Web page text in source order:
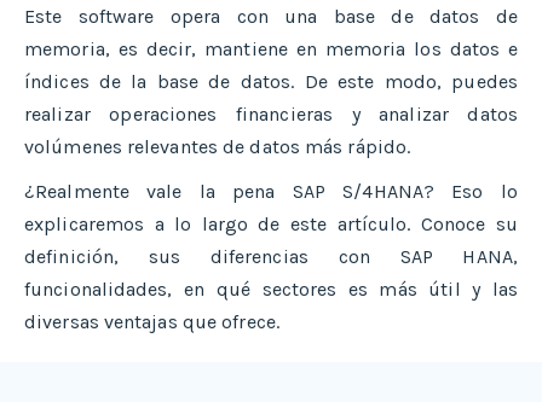
Este software opera con una base de datos de
memoria, es decir, mantiene en memoria los datos e
índices de la base de datos. De este modo, puedes
realizar operaciones financieras y analizar datos
volúmenes relevantes de datos más rápido.
¿Realmente vale la pena SAP S/4HANA? Eso lo
explicaremos a lo largo de este artículo. Conoce su
definición, sus diferencias con SAP HANA,
funcionalidades, en qué sectores es más útil y las
diversas ventajas que ofrece.